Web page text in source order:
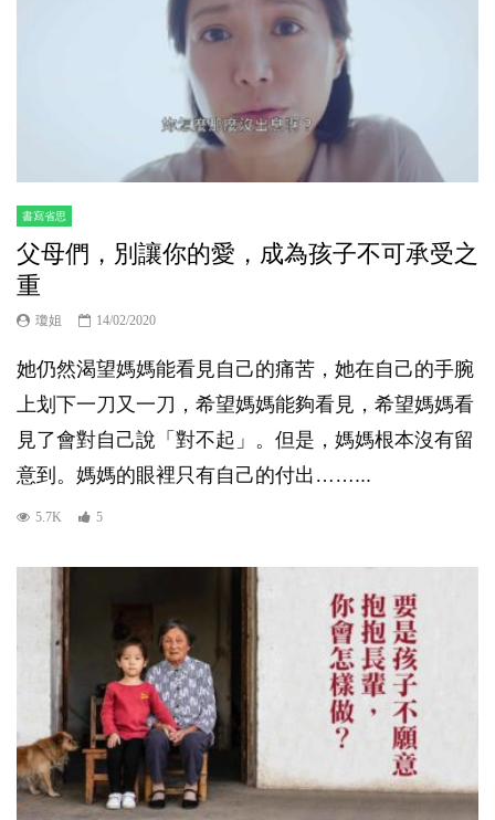
書寫省思
父母們，別讓你的愛，成為孩子不可承受之
重
瓊姐 14/02/2020
她仍然渴望媽媽能看見自己的痛苦，她在自己的手腕
上划下一刀又一刀，希望媽媽能夠看見，希望媽媽看
見了會對自己說「對不起」。但是，媽媽根本沒有留
意到。媽媽的眼裡只有自己的付出……...
5.7K 5